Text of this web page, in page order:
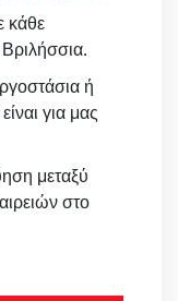
κάθε
ή
για μας
μεταξύ
στο